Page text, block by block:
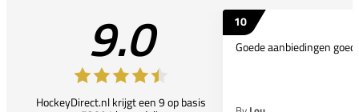
9.0
HockeyDirect.nl krijgt een 9 op basis
10
Goede aanbiedingen